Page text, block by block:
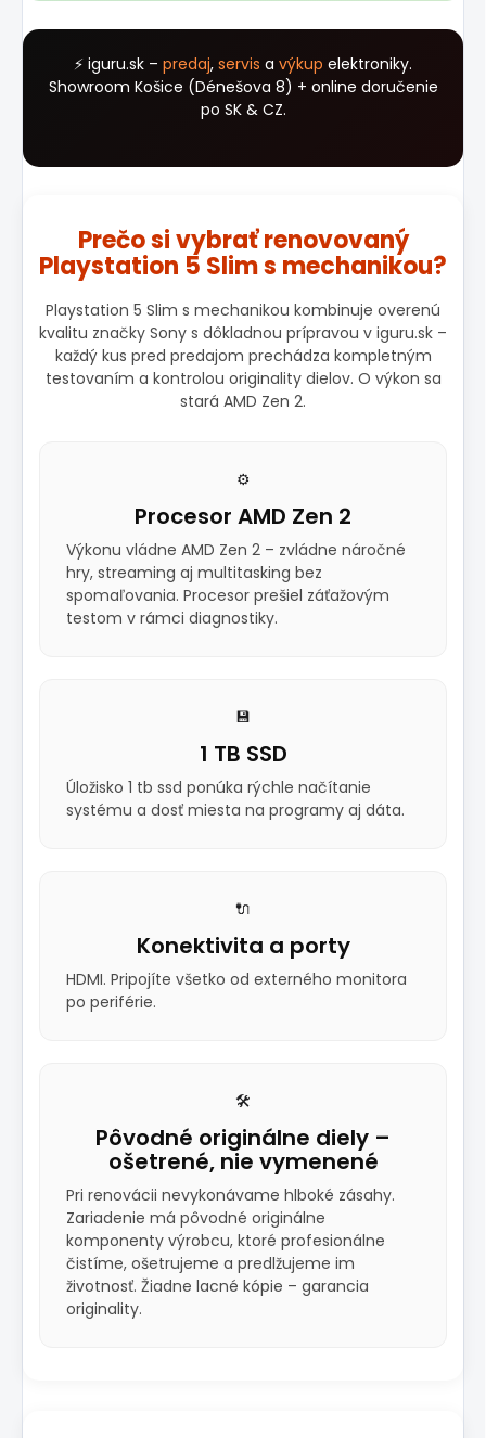
⚡ iguru.sk – predaj, servis a výkup elektroniky.
Showroom Košice (Dénešova 8) + online doručenie
po SK & CZ.
Prečo si vybrať renovovaný
Playstation 5 Slim s mechanikou?
Playstation 5 Slim s mechanikou kombinuje overenú
kvalitu značky Sony s dôkladnou prípravou v iguru.sk –
každý kus pred predajom prechádza kompletným
testovaním a kontrolou originality dielov. O výkon sa
stará AMD Zen 2.
⚙️
Procesor AMD Zen 2
Výkonu vládne AMD Zen 2 – zvládne náročné
hry, streaming aj multitasking bez
spomaľovania. Procesor prešiel záťažovým
testom v rámci diagnostiky.
💾
1 TB SSD
Úložisko 1 tb ssd ponúka rýchle načítanie
systému a dosť miesta na programy aj dáta.
🔌
Konektivita a porty
HDMI. Pripojíte všetko od externého monitora
po periférie.
🛠️
Pôvodné originálne diely –
ošetrené, nie vymenené
Pri renovácii nevykonávame hlboké zásahy.
Zariadenie má pôvodné originálne
komponenty výrobcu, ktoré profesionálne
čistíme, ošetrujeme a predlžujeme im
životnosť. Žiadne lacné kópie – garancia
originality.